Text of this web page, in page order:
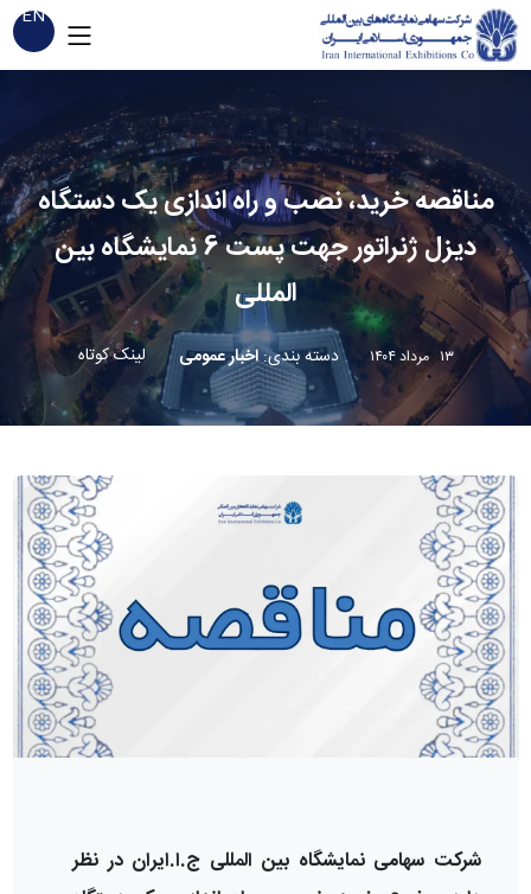
EN
مناقصه خرید، نصب و راه اندازی یک دستگاه
دیزل ژنراتور جهت پست 6 نمایشگاه بین
المللی
۱۳ مرداد ۱۴۰۴ دسته بندی:اخبار عمومی لینک کوتاه
شرکت سهامی نمایشگاه بین المللی ج.ا.ایران در نظر